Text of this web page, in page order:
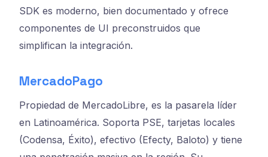
SDK es moderno, bien documentado y ofrece
componentes de UI preconstruidos que
simplifican la integración.
MercadoPago
Propiedad de MercadoLibre, es la pasarela líder
en Latinoamérica. Soporta PSE, tarjetas locales
(Codensa, Éxito), efectivo (Efecty, Baloto) y tiene